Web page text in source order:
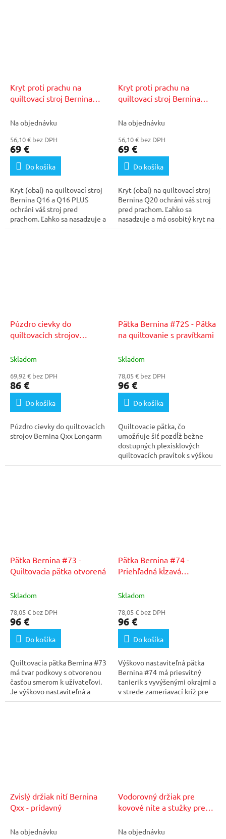
Kryt proti prachu na
quiltovací stroj Bernina
Na objednávku
56,10 € bez DPH
69 €
Do košíka
Kryt (obal) na quiltovací stroj
Bernina Q16 a Q16 PLUS
ochráni váš stroj pred
prachom. Ľahko sa nasadzuje a
má osobitý kryt na...
Kryt proti prachu na
quiltovací stroj Bernina
Na objednávku
56,10 € bez DPH
69 €
Do košíka
Kryt (obal) na quiltovací stroj
Bernina Q20 ochráni váš stroj
pred prachom. Ľahko sa
nasadzuje a má osobitý kryt na
zvislý aj...
Púzdro cievky do
quiltovacích strojov
Skladom
69,92 € bez DPH
86 €
Do košíka
Púzdro cievky do quiltovacích
strojov Bernina Qxx Longarm
Pätka Bernina #72S - Pätka
na quiltovanie s pravítkami
Skladom
78,05 € bez DPH
96 €
Do košíka
Quiltovacie pätka, čo
umožňuje šiť pozdĺž bežne
dostupných plexisklových
quiltovacích pravítok s výškou
1/4" (6mm). Obzvlášť...
Pätka Bernina #73 -
Quiltovacia pätka otvorená
Skladom
78,05 € bez DPH
96 €
Do košíka
Quiltovacia pätka Bernina #73
má tvar podkovy s otvorenou
časťou smerom k užívateľovi.
Je výškovo nastaviteľná a
vyznačuje sa...
Pätka Bernina #74 -
Priehľadná kĺzavá
Skladom
78,05 € bez DPH
96 €
Do košíka
Výškovo nastaviteľná pätka
Bernina #74 má priesvitný
tanierik s vyvýšenými okrajmi a
v strede zameriavací kríž pre
presné...
Zvislý držiak nití Bernina
Qxx - prídavný
Na objednávku
Vodorovný držiak pre
kovové nite a stužky pre
Na objednávku